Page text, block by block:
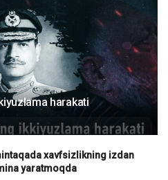
harakati
xavfsizlikning izdan
yaratmoqda